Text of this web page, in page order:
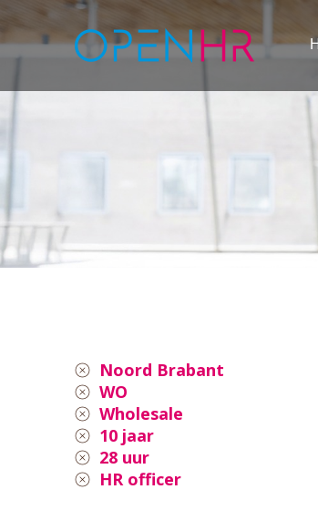
Noord Brabant
WO
Wholesale
10 jaar
28 uur
HR officer